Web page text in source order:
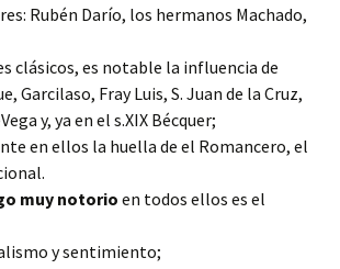
Rubén Darío, los hermanos Machado,
clásicos, es notable la influencia de
Garcilaso, Fray Luis, S. Juan de la Cruz,
y, ya en el s.XIX Bécquer;
en ellos la huella de el Romancero, el
muy notorio en todos ellos es el
y sentimiento;